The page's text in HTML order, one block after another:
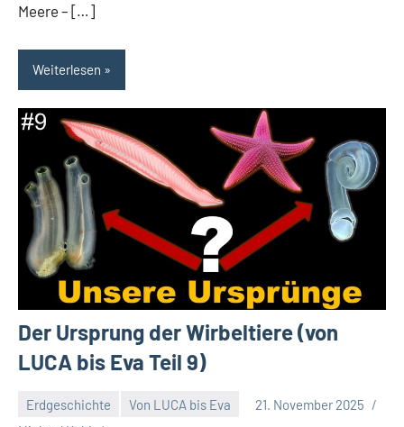
Meere – […]
Weiterlesen
Der Ursprung der Wirbeltiere (von
LUCA bis Eva Teil 9)
Erdgeschichte Von LUCA bis Eva
21. November 2025